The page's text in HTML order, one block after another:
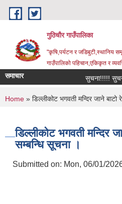
Skip to main content
गुठिचौर गाउँपालिका
"कृषि,पर्यटन र जडिबुटी,स्थानिय
गाउँपालिको पहिचान,एकिकृत र
समाचार सुचना!!!!!
You are here
Home » डिल्लीकोट भगवती मन्दिर जाने बाटो
डिल्लीकोट भगवती मन्दिर
सम्बन्धि सूचना ।
Submitted on: Mon, 06/01/